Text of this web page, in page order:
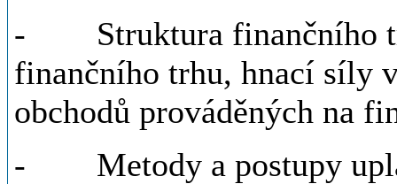
- Struktura finančního
finančního trhu, hnací síly
obchodů prováděných na
- Metody a postupy